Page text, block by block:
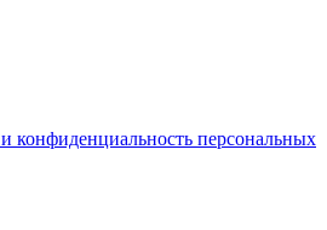
конфиденциальность персональных